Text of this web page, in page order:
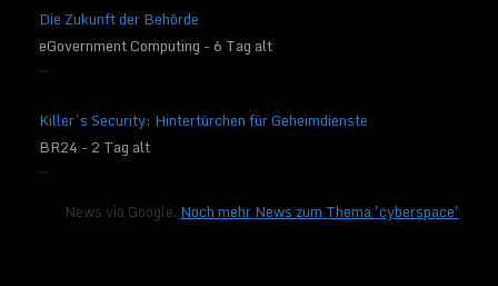
Die Zukunft der Behörde
eGovernment Computing - 6 Tag alt
...
Killer’s Security: Hintertürchen für Geheimdienste
BR24 - 2 Tag alt
...
News via Google. Noch mehr News zum Thema 'cyberspace'